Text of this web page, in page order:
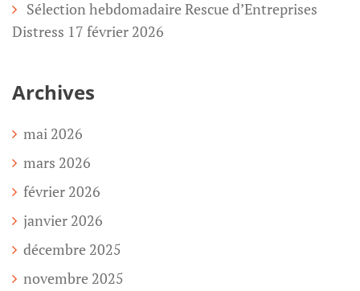
Sélection hebdomadaire Rescue d’Entreprises
Distress 17 février 2026
Archives
mai 2026
mars 2026
février 2026
janvier 2026
décembre 2025
novembre 2025